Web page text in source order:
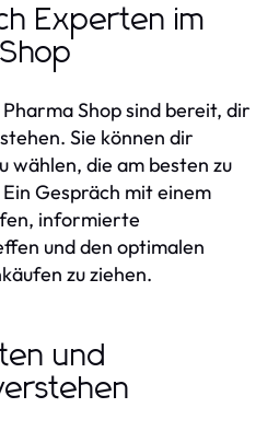
Experten im
Shop sind bereit, dir
Sie können dir
wählen, die am besten zu
Gespräch mit einem
informierte
und den optimalen
zu ziehen.
und